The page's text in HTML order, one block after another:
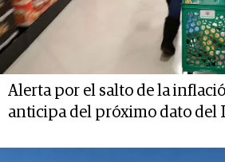
Alerta por el salto de la
anticipa del próximo dato del